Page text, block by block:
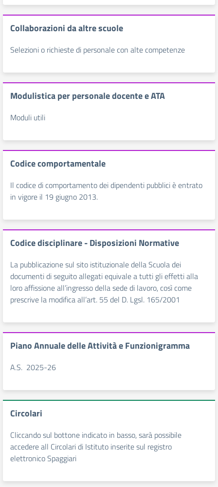
Collaborazioni da altre scuole
Selezioni o richieste di personale con alte competenze
Modulistica per personale docente e ATA
Moduli utili
Codice comportamentale
Il codice di comportamento dei dipendenti pubblici è entrato
in vigore il 19 giugno 2013.
Codice disciplinare - Disposizioni Normative
La pubblicazione sul sito istituzionale della Scuola dei
documenti di seguito allegati equivale a tutti gli effetti alla
loro affissione all’ingresso della sede di lavoro, così come
prescrive la modifica all’art. 55 del D. Lgsl. 165/2001
Piano Annuale delle Attività e Funzionigramma
A.S. 2025-26
Circolari
Cliccando sul bottone indicato in basso, sarà possibile
accedere all Circolari di Istituto inserite sul registro
elettronico Spaggiari